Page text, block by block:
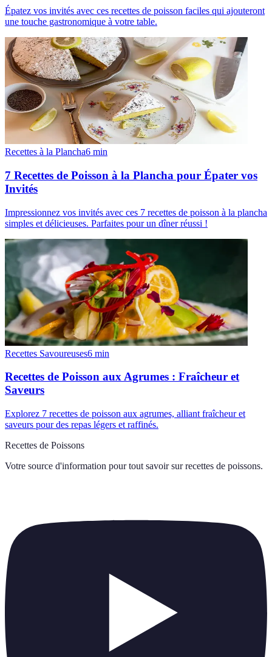
Épatez vos invités avec ces recettes de poisson faciles qui ajouteront
une touche gastronomique à votre table.
Recettes à la Plancha6 min
7 Recettes de Poisson à la Plancha pour Épater vos
Invités
Impressionnez vos invités avec ces 7 recettes de poisson à la plancha
simples et délicieuses. Parfaites pour un dîner réussi !
Recettes Savoureuses6 min
Recettes de Poisson aux Agrumes : Fraîcheur et
Saveurs
Explorez 7 recettes de poisson aux agrumes, alliant fraîcheur et
saveurs pour des repas légers et raffinés.
Recettes de Poissons
Votre source d'information pour tout savoir sur recettes de poissons.